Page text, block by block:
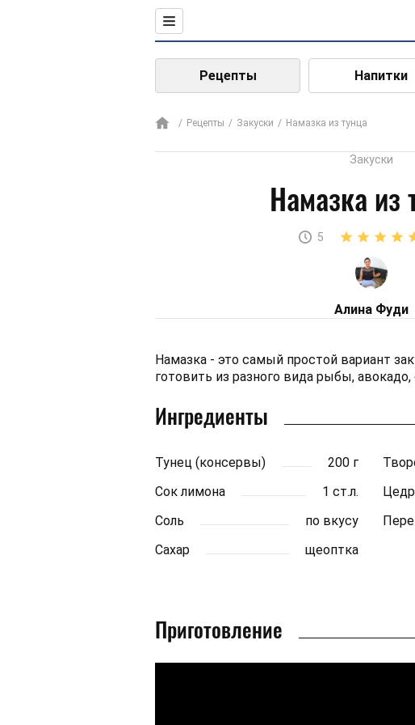
Рецепты Напитки
Рецепты Закуски Намазка из тунца
Закуски
Намазка из
5
Алина Фуди
Намазка - это самый простой вариант
готовить из разного вида рыбы,
Ингредиенты
Тунец (консервы) 200 г
Сок лимона
1 ст.л.
Соль
по вкусу
Сахар
щеоптка
Приготовление